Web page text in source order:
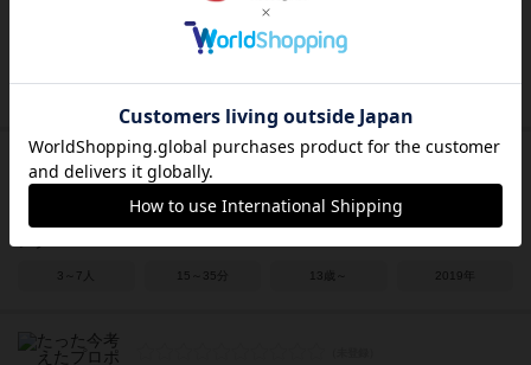
ディクシット：クエスト（拡張）
たった今考えたプロポーズの言葉を君に捧ぐよ。 ：ラ
バーズピンク
Instant Propose: Lover's Pink
3～7人 15～35分 13歳～ 2019年